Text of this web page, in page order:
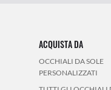
ACQUISTA DA
OCCHIALI DA SOLE
PERSONALIZZATI